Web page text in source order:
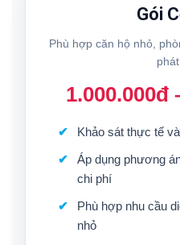
Gói
Phù hợp căn hộ nhỏ,
1.000.000đ
Khảo sát thực tế
Áp dụng phương
chi phí
Phù hợp nhu cầu
nhỏ